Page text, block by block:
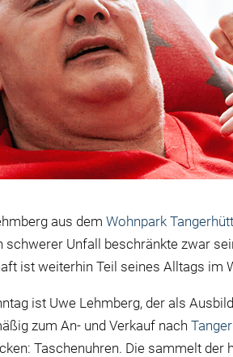
aus demWohnpark
schwerer Unfall beschränkte zwar
ist weiterhin Teil seines Alltags im
ist Uwe Lehmberg, der als
zum An- und Verkauf nach
Taschenuhren. Die sammelt der